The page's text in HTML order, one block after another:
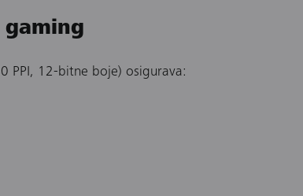
gaming
PPI, 12-bitne boje) osigurava: